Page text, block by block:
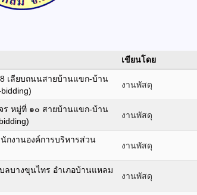
เขียนโดย
เลียบถนนสายบ้านแขก-บ้าน
งานพัสดุ
จร หมู่ที่ ๑๐ สายบ้านแขก-บ้าน
งานพัสดุ
กงานองค์การบริหารส่วน
งานพัสดุ
ลบางขุนไทร อำเภอบ้านแหลม
งานพัสดุ